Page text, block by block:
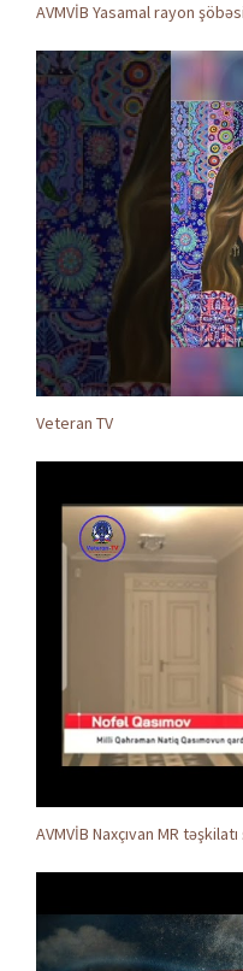
AVMVİB Yasamal rayon
Veteran TV